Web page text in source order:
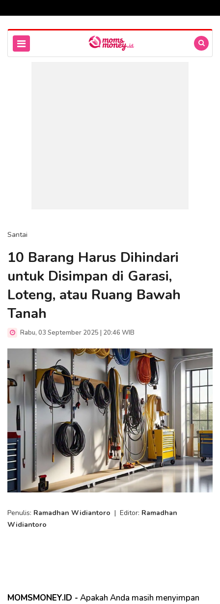
Santai
10 Barang Harus Dihindari
untuk Disimpan di Garasi,
Loteng, atau Ruang Bawah
Tanah
Rabu, 03 September 2025 | 20:46 WIB
Penulis: Ramadhan Widiantoro | Editor: Ramadhan
Widiantoro
MOMSMONEY.ID - Apakah Anda masih menyimpan